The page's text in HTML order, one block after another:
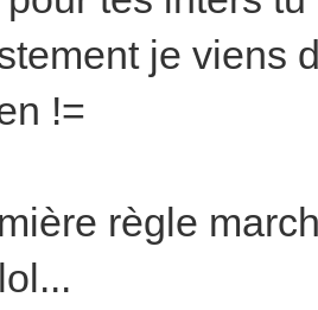
je viens
!=
règle